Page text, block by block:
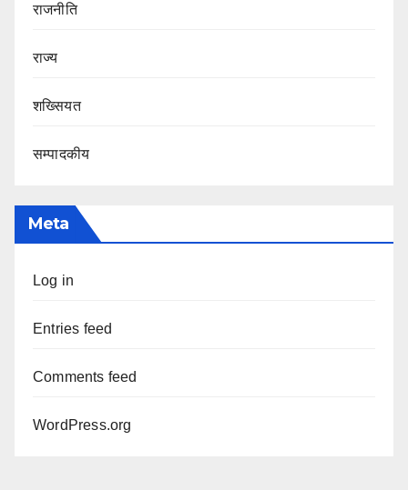
राजनीति
राज्य
शख्सियत
सम्पादकीय
Meta
Log in
Entries feed
Comments feed
WordPress.org